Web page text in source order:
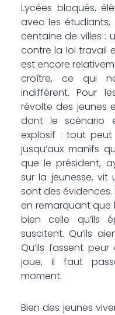
Lycées bloqués,
avec les étudiants,
centaine de villes :
contre la loi travail
est encore
croître, ce qui
indifférent. Pour
révolte des jeunes
dont le scénario
explosif : tout
jusqu’aux manifs
que le président,
sur la jeunesse, vit
sont des évidences.
en remarquant que
bien celle qu’ils
suscitent. Qu’ils
Qu’ils fassent
joue, il faut
moment.
Bien des jeunes